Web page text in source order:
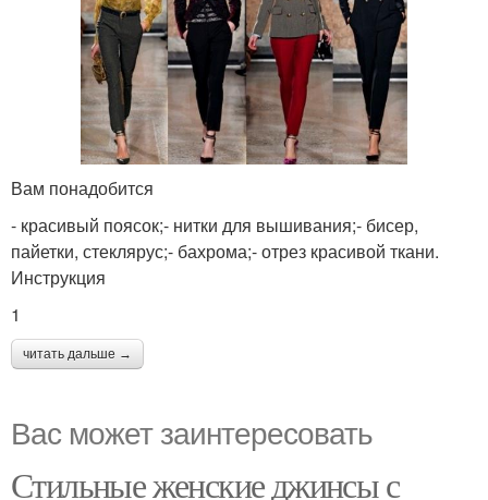
Вам понадобится
- красивый поясок;- нитки для вышивания;- бисер,
пайетки, стеклярус;- бахрома;- отрез красивой ткани.
Инструкция
1
читать дальше →
Вас может заинтересовать
Стильные женские джинсы с